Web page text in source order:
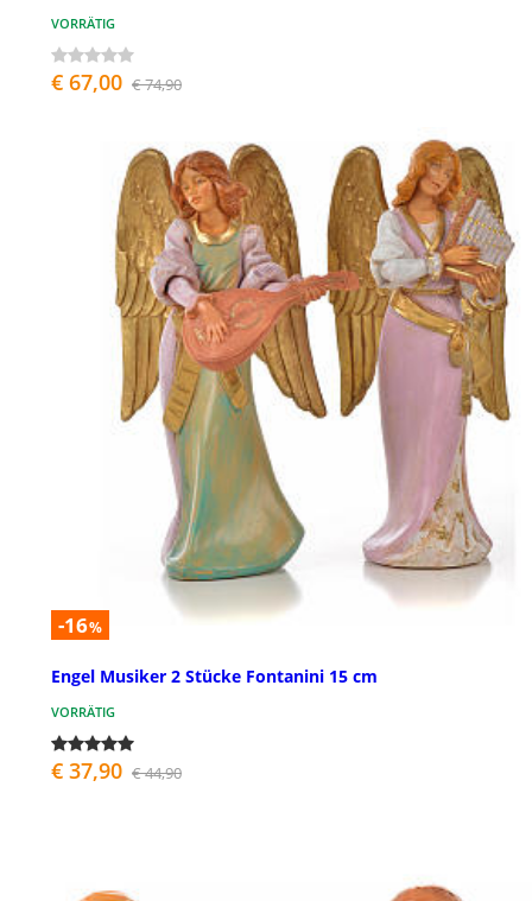
VORRÄTIG
€ 67,00 € 74,90
-16%
Engel Musiker 2 Stücke Fontanini 15 cm
VORRÄTIG
€ 37,90 € 44,90